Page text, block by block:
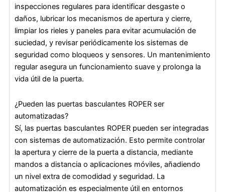
inspecciones regulares para identificar desgaste o
daños, lubricar los mecanismos de apertura y cierre,
limpiar los rieles y paneles para evitar acumulación de
suciedad, y revisar periódicamente los sistemas de
seguridad como bloqueos y sensores. Un mantenimiento
regular asegura un funcionamiento suave y prolonga la
vida útil de la puerta.
¿Pueden las puertas basculantes ROPER ser
automatizadas?
Sí, las puertas basculantes ROPER pueden ser integradas
con sistemas de automatización. Esto permite controlar
la apertura y cierre de la puerta a distancia, mediante
mandos a distancia o aplicaciones móviles, añadiendo
un nivel extra de comodidad y seguridad. La
automatización es especialmente útil en entornos